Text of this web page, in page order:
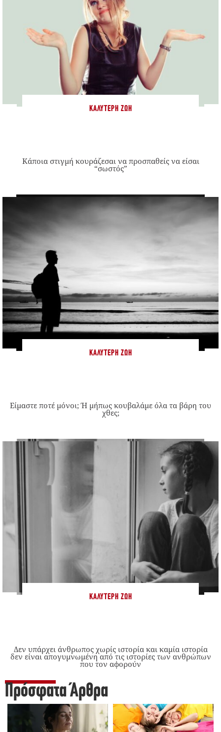
ΚΑΛΎΤΕΡΗ ΖΩΉ
Κάποια στιγμή κουράζεσαι να προσπαθείς να είσαι
“σωστός”
ΚΑΛΎΤΕΡΗ ΖΩΉ
Είμαστε ποτέ μόνοι; Ή μήπως κουβαλάμε όλα τα βάρη του
χθες;
ΚΑΛΎΤΕΡΗ ΖΩΉ
Δεν υπάρχει άνθρωπος χωρίς ιστορία και καμία ιστορία
δεν είναι απογυμνωμένη από τις ιστορίες των ανθρώπων
που τον αφορούν
Πρόσφατα Άρθρα